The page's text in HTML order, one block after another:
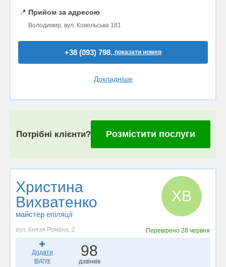
📍 Прийом за адресою
Володимир, вул. Ковельська 181
+38 (093) 798..показати номер
Докладніше
Потрібні клієнти? Розмістити послуги
Христина
Вихватенко
майстер епіляції
ХВ
вул. Князя Романа, 2 Перевірено28 червня
Додати
відгук
98
дзвінків